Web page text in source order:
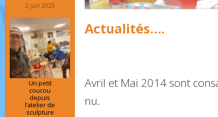
Actualités….
Avril et Mai 2014 sont
nu.
2 juin 2025
Un petit
coucou
depuis
l’atelier de
sculpture